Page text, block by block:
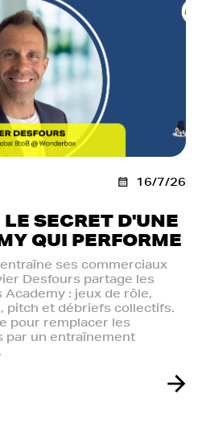
16/7/26
SECRET D'UNE
QUI PERFORME
ses commerciaux
Desfours partage les
: jeux de rôle,
pitch et débriefs collectifs.
pour remplacer les
par un entraînement